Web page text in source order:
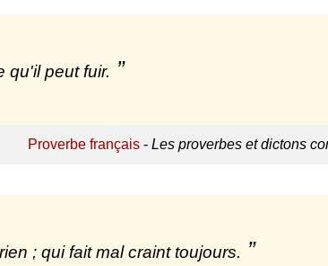
qu'il peut fuir.
Proverbe français - Les proverbes et dictons
; qui fait mal craint toujours.